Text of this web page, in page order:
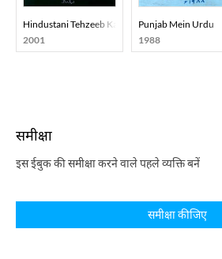
Hindustani Tehzeeb Ka Mard-E-Aahan Doctor
2001
Punjab Mein Urdu
1988
समीक्षा
इस ईबुक की समीक्षा करने वाले पहले व्यक्ति बनें
समीक्षा कीजिए